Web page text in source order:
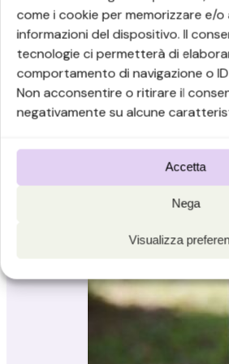
come i cookie per memorizzare e/o
informazioni del dispositivo. Il
tecnologie ci permetterà di
comportamento di navigazione o
Non acconsentire o ritirare il
negativamente su alcune
Accetta
Nega
Visualizza